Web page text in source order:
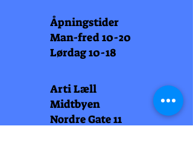
Åpningstider
Man-fred 10-20
Lørdag 10-18
Arti Læll
Midtbyen
Nordre Gate 11